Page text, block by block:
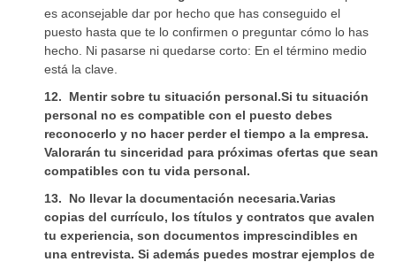
es aconsejable dar por hecho que has conseguido el
puesto hasta que te lo confirmen o preguntar cómo lo has
hecho. Ni pasarse ni quedarse corto: En el término medio
está la clave.
12. Mentir sobre tu situación personal.Si tu situación
personal no es compatible con el puesto debes
reconocerlo y no hacer perder el tiempo a la empresa.
Valorarán tu sinceridad para próximas ofertas que sean
compatibles con tu vida personal.
13. No llevar la documentación necesaria.Varias
copias del currículo, los títulos y contratos que avalen
tu experiencia, son documentos imprescindibles en
una entrevista. Si además puedes mostrar ejemplos de